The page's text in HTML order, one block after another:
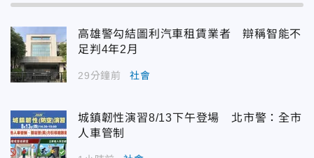
高雄警勾結圖利汽車租賃業者 辯稱智能不
足判4年2月
29分鐘前 社會
城鎮韌性演習8/13下午登場 北市警：全市
人車管制